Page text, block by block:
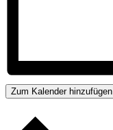
Zum Kalender hinzufügen